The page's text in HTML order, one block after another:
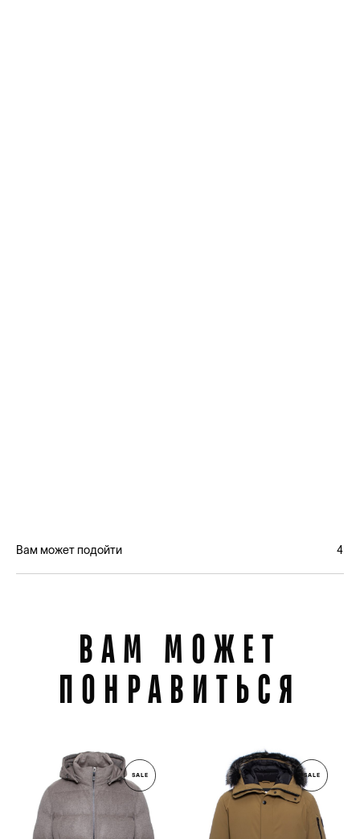
Вам может подойти 4
ВАМ МОЖЕТ
ПОНРАВИТЬСЯ
SALE SALE